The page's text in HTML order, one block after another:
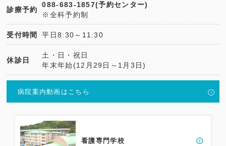
診療予約
088-683-1857(予約センター)
※全科予約制
受付時間 平日8:30～11:30
休診日
土・日・祝日
年末年始(12月29日～1月3日)
病院案内動画はこちら
看護専門学校